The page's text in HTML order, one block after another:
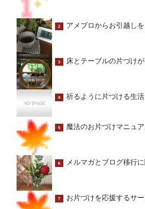
2 アメブロからお引越しを
3 床とテーブルの片づけ
4 祈るように片づける生
5 魔法のお片づけマニュ
6 メルマガとブログ移行
7 お片づけを応援するサ